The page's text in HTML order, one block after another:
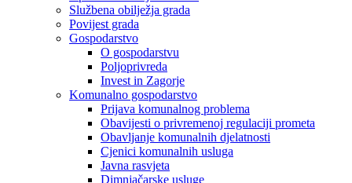
Službena obilježja grada
Povijest grada
Gospodarstvo
O gospodarstvu
Poljoprivreda
Invest in Zagorje
Komunalno gospodarstvo
Prijava komunalnog problema
Obavijesti o privremenoj regulaciji prometa
Obavljanje komunalnih djelatnosti
Cjenici komunalnih usluga
Javna rasvjeta
Dimnjačarske usluge